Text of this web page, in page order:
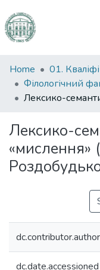
Communities
&
Collections
Statistics
Home
Філологічний
Лексико-
«мислення»
dc.contributor.author
dc.date.accessioned